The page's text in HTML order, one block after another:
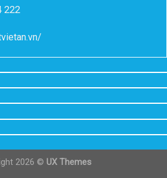
222
2026 © UX Themes